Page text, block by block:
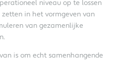
niveau op te lossen
in het vormgeven van
van gezamenlijke
is om echt samenhangende